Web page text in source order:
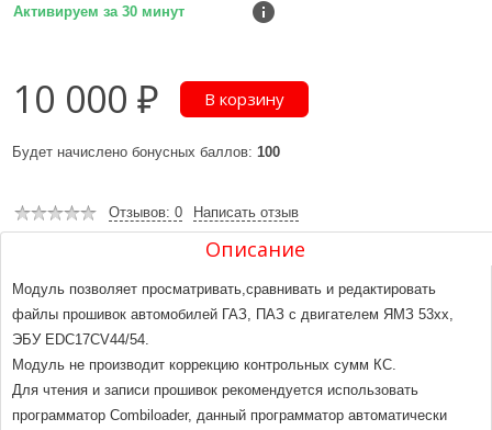
Активируем за 30 минут
10 000 ₽
Будет начислено бонусных баллов: 100
Отзывов: 0 Написать отзыв
Описание
Модуль позволяет просматривать,сравнивать и редактировать
файлы прошивок автомобилей ГАЗ, ПАЗ с двигателем ЯМЗ 53xx,
ЭБУ EDC17CV44/54.
Модуль не производит коррекцию контрольных сумм КС.
Для чтения и записи прошивок рекомендуется использовать
программатор Combiloader, данный программатор автоматически